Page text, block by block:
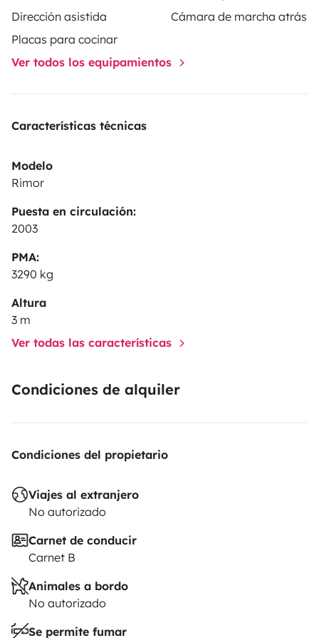
Dirección asistida
Cámara de marcha atrás
Placas para cocinar
Ver todos los equipamientos
Características técnicas
Modelo
Rimor
Puesta en circulación:
2003
PMA:
3290 kg
Altura
3 m
Ver todas las características
Condiciones de alquiler
Condiciones del propietario
Viajes al extranjero
No autorizado
Carnet de conducir
Carnet B
Animales a bordo
No autorizado
Se permite fumar